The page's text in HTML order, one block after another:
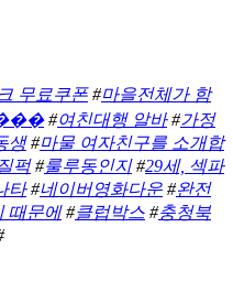
무료쿠폰#마을전체가 함
#여친대행 알바#가정
생#마물 여자친구를 소개합
퍽#룰루동인지#29세, 섹파
타#네이버영화다운 #완전
때문에#클럽박스 #충청북